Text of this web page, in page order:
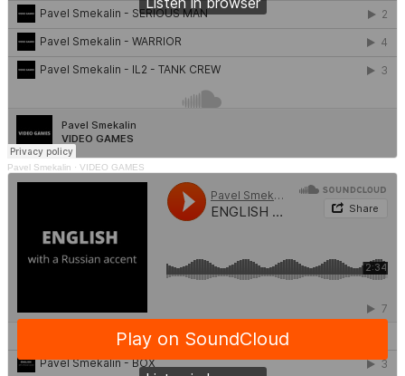
Pavel Smekalin · VIDEO GAMES